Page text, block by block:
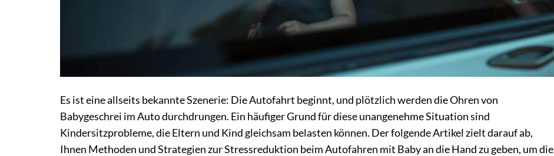
Es ist eine allseits bekannte Szenerie: Die Autofahrt beginnt, und plötzlich werden die Ohren von
Babygeschrei im Auto durchdrungen. Ein häufiger Grund für diese unangenehme Situation sind
Kindersitzprobleme, die Eltern und Kind gleichsam belasten können. Der folgende Artikel zielt darauf ab,
Ihnen Methoden und Strategien zur Stressreduktion beim Autofahren mit Baby an die Hand zu geben, um die